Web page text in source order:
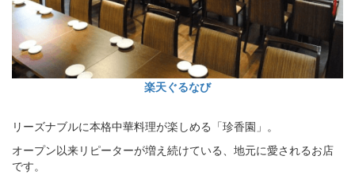
楽天ぐるなび
リーズナブルに本格中華料理が楽しめる「珍香園」。
オープン以来リピーターが増え続けている、地元に愛されるお店
です。